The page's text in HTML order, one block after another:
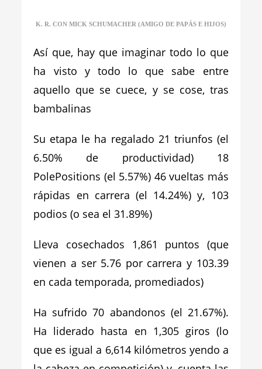
K. R. CON MICK SCHUMACHER (AMIGO DE PAPÁS E HIJOS)
Así que, hay que imaginar todo lo que
ha visto y todo lo que sabe entre
aquello que se cuece, y se cose, tras
bambalinas
Su etapa le ha regalado 21 triunfos (el
6.50% de productividad) 18
PolePositions (el 5.57%) 46 vueltas más
rápidas en carrera (el 14.24%) y, 103
podios (o sea el 31.89%)
Lleva cosechados 1,861 puntos (que
vienen a ser 5.76 por carrera y 103.39
en cada temporada, promediados)
Ha sufrido 70 abandonos (el 21.67%).
Ha liderado hasta en 1,305 giros (lo
que es igual a 6,614 kilómetros yendo a